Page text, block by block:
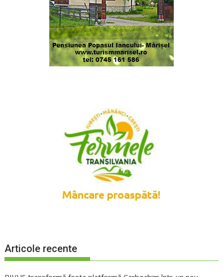
Articole recente